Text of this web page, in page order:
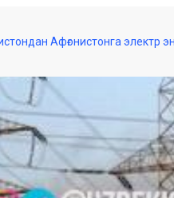
Афғонистонга электр